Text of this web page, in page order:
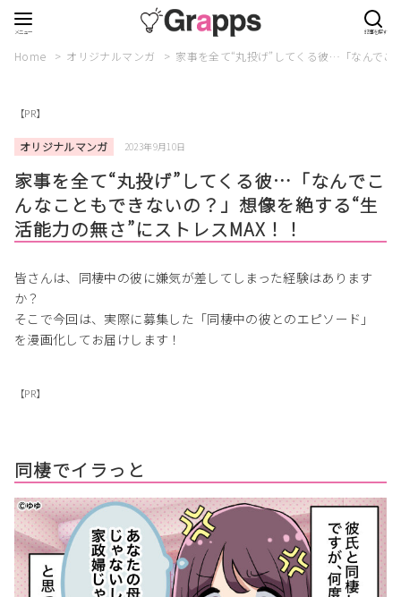
Home オリジナルマンガ 家事を全て“丸投げ”してくる彼…「なんでこ
【PR】
オリジナルマンガ 2023年9月10日
家事を全て“丸投げ”してくる彼…「なんでこ
んなこともできないの？」想像を絶する“生
活能力の無さ”にストレスMAX！！
皆さんは、同棲中の彼に嫌気が差してしまった経験はあります
か？
そこで今回は、実際に募集した「同棲中の彼とのエピソード」
を漫画化してお届けします！
【PR】
同棲でイラっと